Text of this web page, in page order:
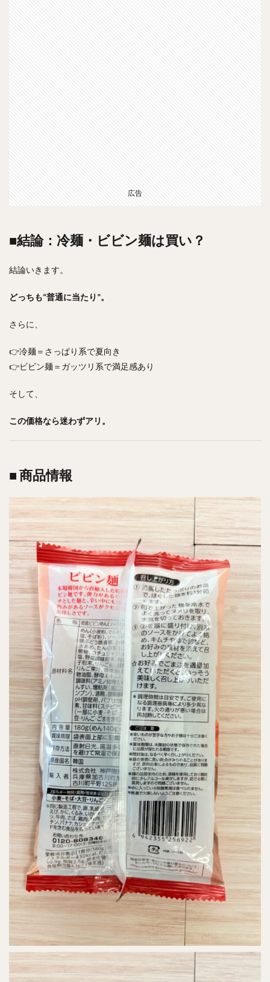
広告
■結論：冷麺・ビビン麺は買い？
結論いきます。
どっちも“普通に当たり”。
さらに、
👉冷麺＝さっぱり系で夏向き
👉ビビン麺＝ガッツリ系で満足感あり
そして、
この価格なら迷わずアリ。
■ 商品情報